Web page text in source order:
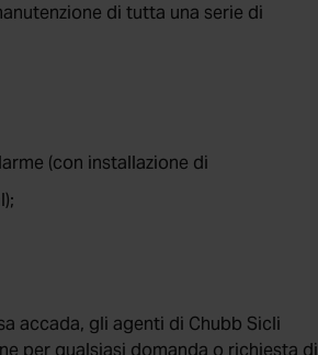
di tutta una serie di
(con installazione di
accada, gli agenti di Chubb Sicli
per qualsiasi domanda o richiesta di